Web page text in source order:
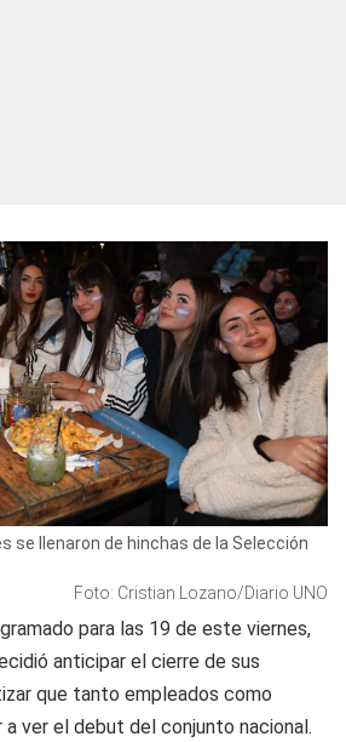
se llenaron de hinchas de la Selección
Foto: Cristian Lozano/Diario UNO
para las 19 de este viernes,
anticipar el cierre de sus
que tanto empleados como
a ver el debut del conjunto nacional.